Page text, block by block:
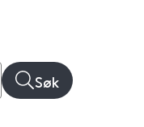
Søk